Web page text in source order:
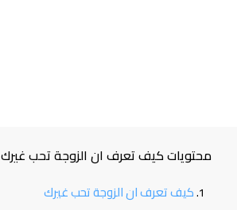
محتويات كيف تعرف ان الزوجة تحب غيرك
كيف تعرف ان الزوجة تحب غيرك